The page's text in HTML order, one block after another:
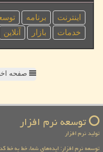
اینترنت برنامه
خدمات
بازار آنلاین
صفحه
توسعه نرم افزار
تولید نرم افزار
توسعه نرم افزار: ایده‌های شما، خط به خط